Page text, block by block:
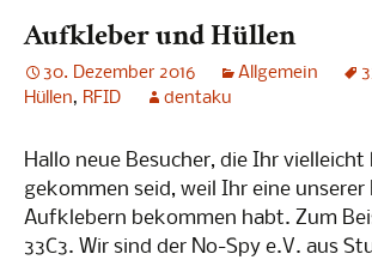
Aufkleber und Hüllen
30. Dezember 2016 Allgemein
Hüllen, RFID dentaku
Hallo neue Besucher, die Ihr vielleicht
gekommen seid, weil Ihr eine unserer
Aufklebern bekommen habt. Zum
33C3. Wir sind der No-Spy e.V. aus